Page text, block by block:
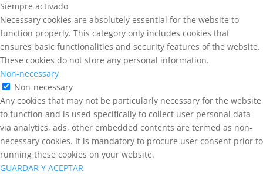
Siempre activado
Necessary cookies are absolutely essential for the website to
function properly. This category only includes cookies that
ensures basic functionalities and security features of the website.
These cookies do not store any personal information.
Non-necessary
Non-necessary
Any cookies that may not be particularly necessary for the website
to function and is used specifically to collect user personal data
via analytics, ads, other embedded contents are termed as non-
necessary cookies. It is mandatory to procure user consent prior to
running these cookies on your website.
GUARDAR Y ACEPTAR